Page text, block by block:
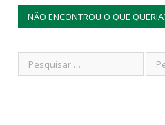
NÃO ENCONTROU O QUE